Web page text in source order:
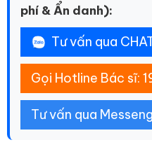
phí & Ẩn danh):
Tư vấn qua
Gọi Hotline Bác sĩ:
Tư vấn qua